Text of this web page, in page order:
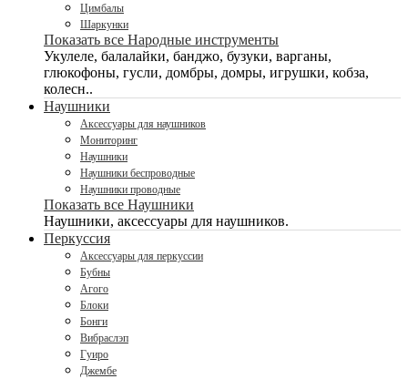
Цимбалы
Шаркунки
Показать все Народные инструменты
Укулеле, балалайки, банджо, бузуки, варганы,
глюкофоны, гусли, домбры, домры, игрушки, кобза,
колесн..
Наушники
Аксессуары для наушников
Мониторинг
Наушники
Наушники беспроводные
Наушники проводные
Показать все Наушники
Наушники, аксессуары для наушников.
Перкуссия
Аксессуары для перкуссии
Бубны
Агого
Блоки
Бонги
Вибраслэп
Гуиро
Джембе